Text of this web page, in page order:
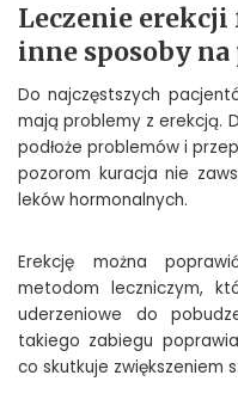
Leczenie
inne sposoby na
Do najczęstszych
mają problemy z erekcją.
podłoże problemów i
pozorom kuracja nie
leków hormonalnych.
Erekcję można
metodom leczniczym,
uderzeniowe do
takiego zabiegu
co skutkuje zwiększeniem